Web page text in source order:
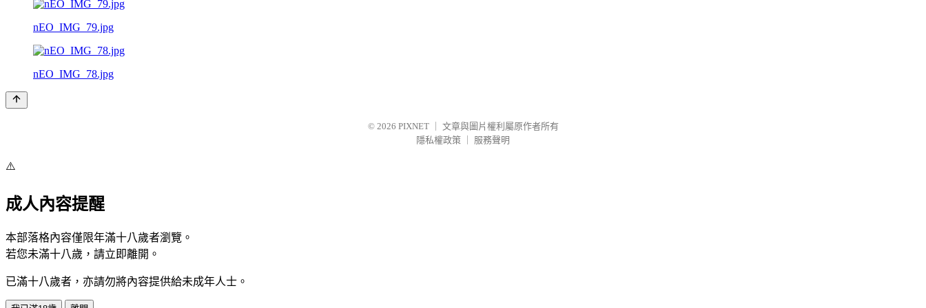
nEO_IMG_79.jpg
nEO_IMG_78.jpg
© 2026 PIXNET
文章與圖片權利屬原作者所有
隱私權政策
服務聲明
⚠️
成人內容提醒
本部落格內容僅限年滿十八歲者瀏覽。
若您未滿十八歲，請立即離開。
已滿十八歲者，亦請勿將內容提供給未成年人士。